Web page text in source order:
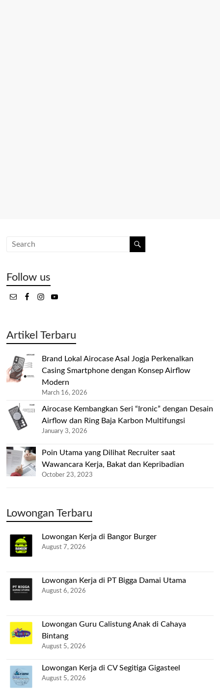
Follow us
Artikel Terbaru
Brand Lokal Airocase Asal Jogja Perkenalkan
Casing Smartphone dengan Konsep Airflow
Modern
March 16, 2026
Airocase Kembangkan Seri “Ironic” dengan Desain
Airflow dan Ring Baja Karbon Multifungsi
January 3, 2026
Poin Utama yang Dilihat Recruiter saat
Wawancara Kerja, Bakat dan Kepribadian
October 23, 2023
Lowongan Terbaru
Lowongan Kerja di Bangor Burger
August 7, 2026
Lowongan Kerja di PT Bigga Damai Utama
August 6, 2026
Lowongan Guru Calistung Anak di Cahaya
Bintang
August 5, 2026
Lowongan Kerja di CV Segitiga Gigasteel
August 5, 2026